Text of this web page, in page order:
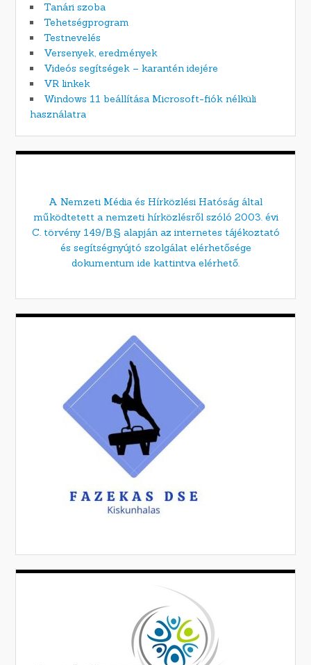
Tanári szoba
Tehetségprogram
Testnevelés
Versenyek, eredmények
Videós segítségek – karantén idejére
VR linkek
Windows 11 beállítása Microsoft-fiók nélküli
használatra
A Nemzeti Média és Hírközlési Hatóság által
működtetett a nemzeti hírközlésről szóló 2003. évi
C. törvény 149/B.§ alapján az internetes tájékoztató
és segítségnyújtó szolgálat elérhetősége
dokumentum ide kattintva elérhető.